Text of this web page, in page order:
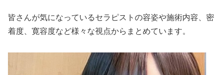
皆さんが気になっているセラピストの容姿や施術内容、密
着度、寛容度など様々な視点からまとめています。